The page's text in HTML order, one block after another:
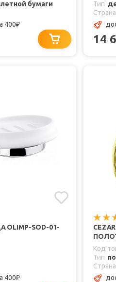
бумаги
400₽
Тип
Страна
14
OLIMP-SOD-01-
400₽
Код
Тип
Страна